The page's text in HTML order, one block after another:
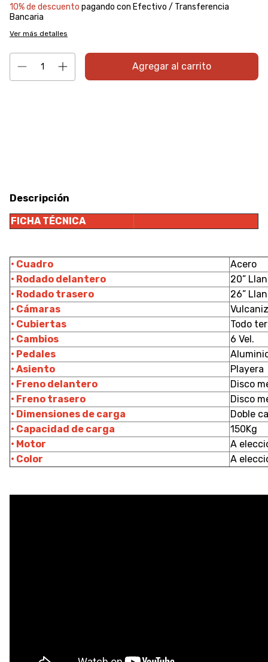
10% de descuento pagando con Efectivo / Transferencia
Bancaria
Ver más detalles
Descripción
FICHA TÉCNICA
• Cuadro
Acero
• Rodado delantero
20”
• Rodado trasero
26”
• Cámaras
• Cubiertas
Todo
• Cambios
6 Vel.
• Pedales
• Asiento
Playera
• Freno delantero
Disco
• Freno trasero
Disco
• Dimensiones de carga
Doble
• Capacidad de carga
150Kg
• Motor
A
• Color
A